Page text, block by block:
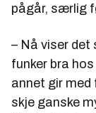
pågår, særlig
– Nå viser det
funker bra
annet gir
skje ganske